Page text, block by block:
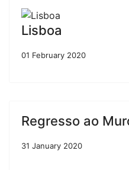
Lisboa
01 February 2020
Regresso ao
31 January 2020